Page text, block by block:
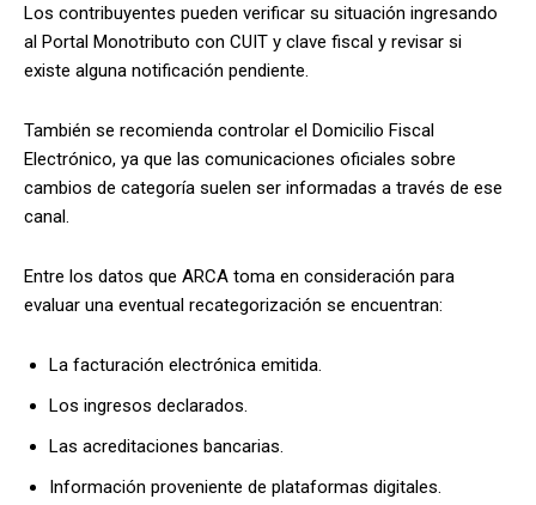
Los contribuyentes pueden verificar su situación ingresando
al Portal Monotributo con CUIT y clave fiscal y revisar si
existe alguna notificación pendiente.
También se recomienda controlar el Domicilio Fiscal
Electrónico, ya que las comunicaciones oficiales sobre
cambios de categoría suelen ser informadas a través de ese
canal.
Entre los datos que ARCA toma en consideración para
evaluar una eventual recategorización se encuentran:
La facturación electrónica emitida.
Los ingresos declarados.
Las acreditaciones bancarias.
Información proveniente de plataformas digitales.